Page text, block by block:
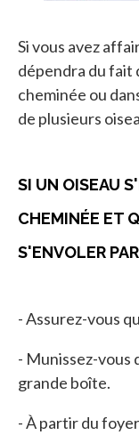
Si vous avez
dépendra du fait
cheminée ou
de plusieurs
SI UN OISEAU
CHEMINÉE ET
S'ENVOLER
- Assurez-vous
- Munissez-vous
grande boîte.
- À partir du